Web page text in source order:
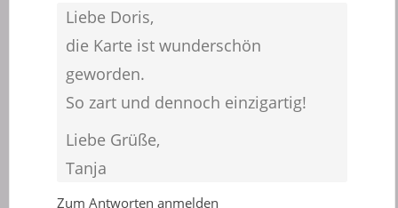
Liebe Doris,
die Karte ist wunderschön
geworden.
So zart und dennoch einzigartig!
Liebe Grüße,
Tanja
Zum Antworten anmelden